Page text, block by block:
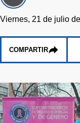
Viernes, 21 de julio
COMPARTIR